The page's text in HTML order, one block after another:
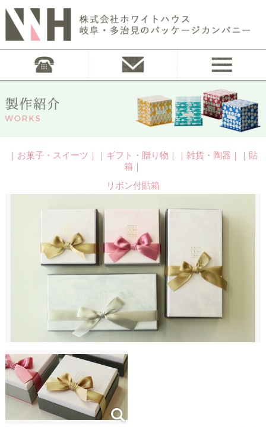
｜お菓子・スイーツ｜｜ギフト・贈り物｜｜雑貨・陶器｜｜貼
箱｜
リボン付貼箱